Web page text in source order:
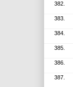
382.
383.
384.
385.
386.
387.